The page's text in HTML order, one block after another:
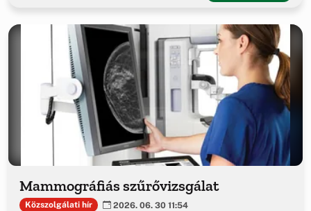
Mammográfiás szűrővizsgálat
Közszolgálati hír 2026. 06. 30 11:54